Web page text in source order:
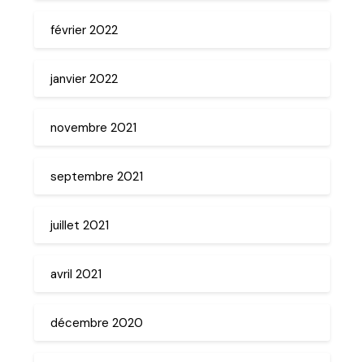
février 2022
janvier 2022
novembre 2021
septembre 2021
juillet 2021
avril 2021
décembre 2020